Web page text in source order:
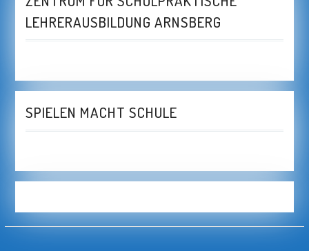
LEHRERAUSBILDUNG ARNSBERG
SPIELEN MACHT SCHULE